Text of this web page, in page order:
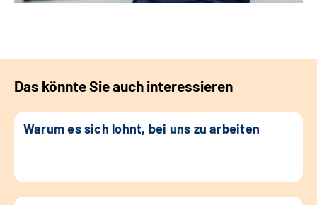
Das könnte Sie auch interessieren
Warum es sich lohnt, bei uns zu arbeiten